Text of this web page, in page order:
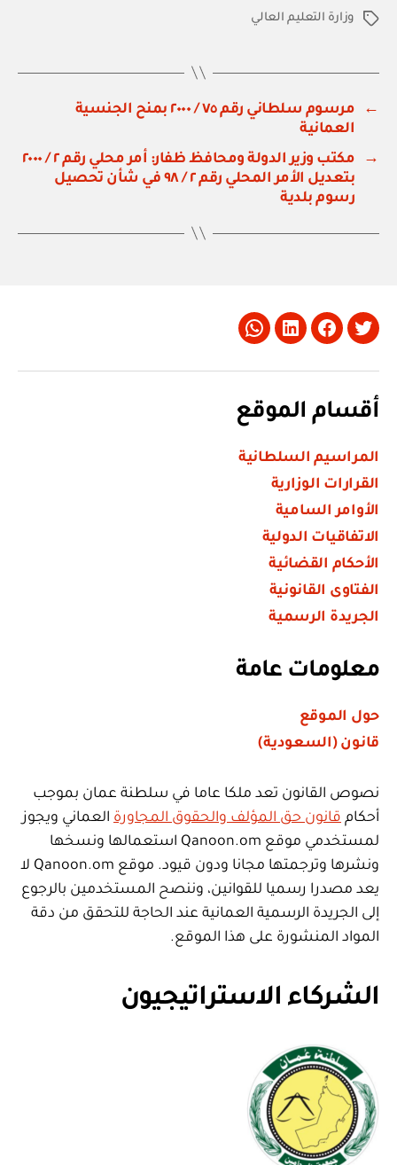
الوسوموزارة التعليم العالي
←
مرسوم سلطاني رقم ٧٥ / ٢٠٠٠ بمنح الجنسية
العمانية
→
مكتب وزير الدولة ومحافظ ظفار: أمر محلي رقم ٢ / ٢٠٠٠
بتعديل الأمر المحلي رقم ٢ / ٩٨ في شأن تحصيل
رسوم بلدية
Twitter
Facebook
LinkedIn
Whatsapp
أقسام الموقع
المراسيم السلطانية
القرارات الوزارية
الأوامر السامية
الاتفاقيات الدولية
الأحكام القضائية
الفتاوى القانونية
الجريدة الرسمية
معلومات عامة
حول الموقع
قانون (السعودية)
نصوص القانون تعد ملكا عاما في سلطنة عمان بموجب
أحكام قانون حق المؤلف والحقوق المجاورة العماني ويجوز
لمستخدمي موقع Qanoon.om استعمالها ونسخها
ونشرها وترجمتها مجانا ودون قيود. موقع Qanoon.om لا
يعد مصدرا رسميا للقوانين، وننصح المستخدمين بالرجوع
إلى الجريدة الرسمية العمانية عند الحاجة للتحقق من دقة
المواد المنشورة على هذا الموقع.
الشركاء الاستراتيجيون